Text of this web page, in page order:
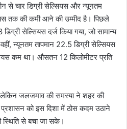
से चार डिग्री सेल्सियस और न्यूनतम
तक की कमी आने की उम्मीद है। पिछले
सेल्सियस दर्ज किया गया, जो सामान्य
न्यूनतम तापमान 22.5 डिग्री सेल्सियस
कम था। औसतन 12 किलोमीटर प्रति
लेकिन जलजमाव की समस्या ने शहर की
को इस दिशा में ठोस कदम उठाने
स्थिति से बचा जा सके।